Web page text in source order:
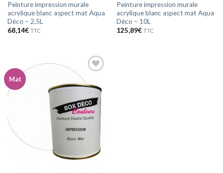
Peinture impression murale
acrylique blanc aspect mat Aqua
Déco – 2,5L
68,14€ TTC
Peinture impression murale
acrylique blanc aspect mat Aqua
Déco – 10L
125,89€ TTC
Mat
à la
wishlist